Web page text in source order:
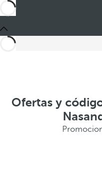
Ofertas y